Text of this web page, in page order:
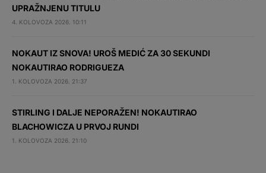
UPRAŽNJENU TITULU
4. KOLOVOZA 2026. 10:11
NOKAUT IZ SNOVA! UROŠ MEDIĆ ZA 30 SEKUNDI
NOKAUTIRAO RODRIGUEZA
1. KOLOVOZA 2026. 21:37
STIRLING I DALJE NEPORAŽEN! NOKAUTIRAO
BLACHOWICZA U PRVOJ RUNDI
1. KOLOVOZA 2026. 21:10